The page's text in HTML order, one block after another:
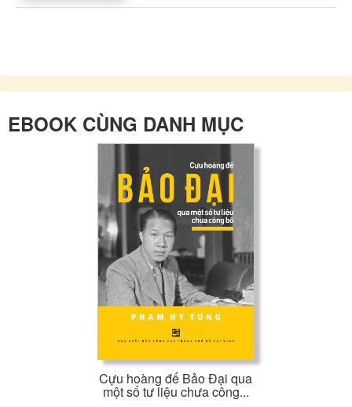
EBOOK CÙNG DANH MỤC
Cựu hoàng đế Bảo Đại qua
một số tư liệu chưa công...